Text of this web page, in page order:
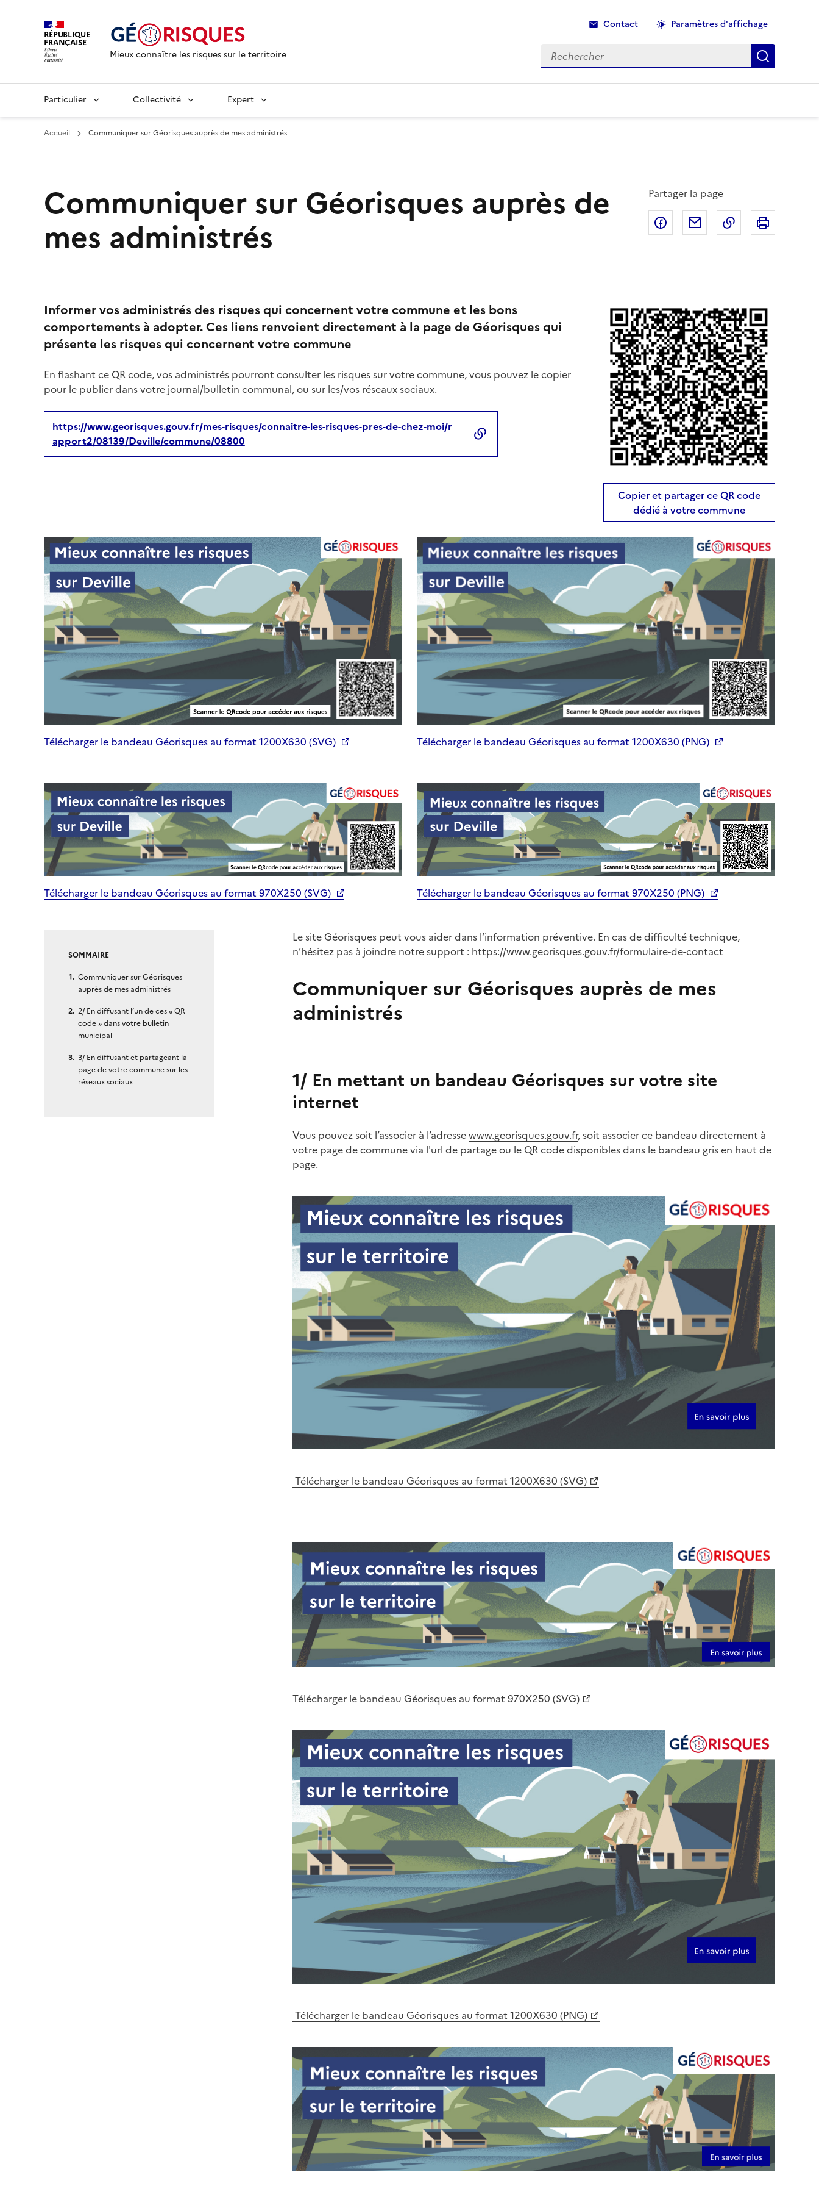
RÉPUBLIQUE
FRANÇAISE
Mieux connaître les risques sur le territoire
Contact Paramètres d'affichage
Rechercher Recherche
Particulier Collectivité Expert
Accueil Communiquer sur Géorisques auprès de mes administrés
Communiquer sur Géorisques auprès de
mes administrés
Partager la page
Partager sur Facebook
Partager par email
Copier dans le
Informer vos administrés des risques qui concernent votre commune et les bons
comportements à adopter. Ces liens renvoient directement à la page de Géorisques qui
présente les risques qui concernent votre commune
En flashant ce QR code, vos administrés pourront consulter les risques sur votre commune, vous pouvez le copier
pour le publier dans votre journal/bulletin communal, ou sur les/vos réseaux sociaux.
https://www.georisques.gouv.fr/mes-risques/connaitre-les-risques-pres-de-chez-moi/r
apport2/08139/Deville/commune/08800
Copier et partager ce QR code
dédié à votre commune
Télécharger le bandeau Géorisques au format 1200X630 (SVG) Télécharger le bandeau Géorisques au format 1200X630 (PNG)
Télécharger le bandeau Géorisques au format 970X250 (SVG) Télécharger le bandeau Géorisques au format 970X250 (PNG)
SOMMAIRE
Communiquer sur Géorisques
auprès de mes administrés
2/ En diffusant l’un de ces « QR
code » dans votre bulletin
municipal
3/ En diffusant et partageant la
page de votre commune sur les
réseaux sociaux
Le site Géorisques peut vous aider dans l’information préventive. En cas de difficulté technique,
n’hésitez pas à joindre notre support : https://www.georisques.gouv.fr/formulaire-de-contact
Communiquer sur Géorisques auprès de mes
administrés
1/ En mettant un bandeau Géorisques sur votre site
internet
Vous pouvez soit l’associer à l’adressewww.georisques.gouv.fr, soit associer ce bandeau directement à
votre page de commune via l'url de partage ou le QR code disponibles dans le bandeau gris en haut de
page.
Télécharger le bandeau Géorisques au format 1200X630 (SVG)
Télécharger le bandeau Géorisques au format 970X250 (SVG)
Télécharger le bandeau Géorisques au format 1200X630 (PNG)